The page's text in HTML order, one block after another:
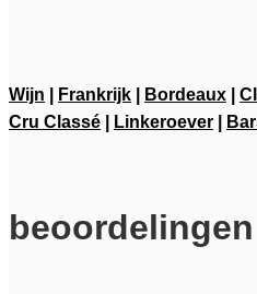
Wijn Frankrijk Bordeaux
Cru Classé
Linkeroever
beoordelingen